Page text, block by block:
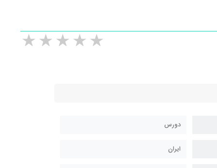
دورس
ایران